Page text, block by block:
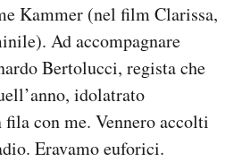
Kammer (nel film Clarissa,
Ad accompagnare
Bertolucci, regista che
idolatrato
con me. Vennero accolti
Eravamo euforici.